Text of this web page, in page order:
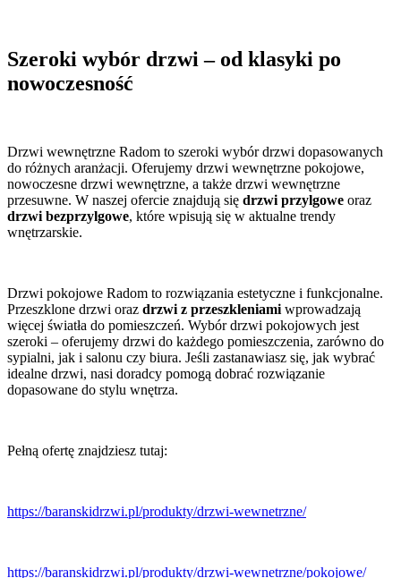
Szeroki wybór drzwi – od klasyki po
nowoczesność
Drzwi wewnętrzne Radom to szeroki wybór drzwi dopasowanych
do różnych aranżacji. Oferujemy drzwi wewnętrzne pokojowe,
nowoczesne drzwi wewnętrzne, a także drzwi wewnętrzne
przesuwne. W naszej ofercie znajdują się drzwi przylgowe oraz
drzwi bezprzylgowe, które wpisują się w aktualne trendy
wnętrzarskie.
Drzwi pokojowe Radom to rozwiązania estetyczne i funkcjonalne.
Przeszklone drzwi oraz drzwi z przeszkleniami wprowadzają
więcej światła do pomieszczeń. Wybór drzwi pokojowych jest
szeroki – oferujemy drzwi do każdego pomieszczenia, zarówno do
sypialni, jak i salonu czy biura. Jeśli zastanawiasz się, jak wybrać
idealne drzwi, nasi doradcy pomogą dobrać rozwiązanie
dopasowane do stylu wnętrza.
Pełną ofertę znajdziesz tutaj:
https://baranskidrzwi.pl/produkty/drzwi-wewnetrzne/
https://baranskidrzwi.pl/produkty/drzwi-wewnetrzne/pokojowe/